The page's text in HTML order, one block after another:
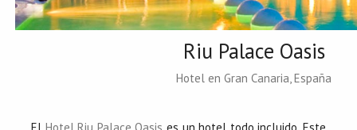
Riu Palace Oasis
Hotel en Gran Canaria, España
El Hotel Riu Palace Oasis es un hotel todo incluido. Este